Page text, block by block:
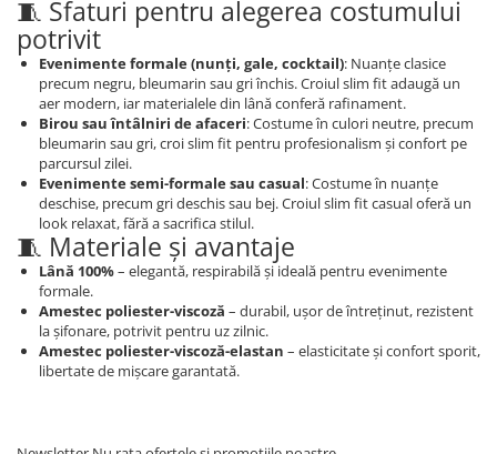
🧵 Sfaturi pentru alegerea costumului
potrivit
Evenimente formale (nunți, gale, cocktail): Nuanțe clasice
precum negru, bleumarin sau gri închis. Croiul slim fit adaugă un
aer modern, iar materialele din lână conferă rafinament.
Birou sau întâlniri de afaceri: Costume în culori neutre, precum
bleumarin sau gri, croi slim fit pentru profesionalism și confort pe
parcursul zilei.
Evenimente semi-formale sau casual: Costume în nuanțe
deschise, precum gri deschis sau bej. Croiul slim fit casual oferă un
look relaxat, fără a sacrifica stilul.
🧵 Materiale și avantaje
Lână 100%– elegantă, respirabilă și ideală pentru evenimente
formale.
Amestec poliester-viscoză – durabil, ușor de întreținut, rezistent
la șifonare, potrivit pentru uz zilnic.
Amestec poliester-viscoză-elastan – elasticitate și confort sporit,
libertate de mișcare garantată.